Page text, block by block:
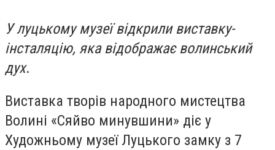
У луцькому музеї відкрили виставку-
інсталяцію, яка відображає волинський
дух.
Виставка творів народного мистецтва
Волині «Сяйво минувшини» діє у
Художньому музеї Луцького замку з 7